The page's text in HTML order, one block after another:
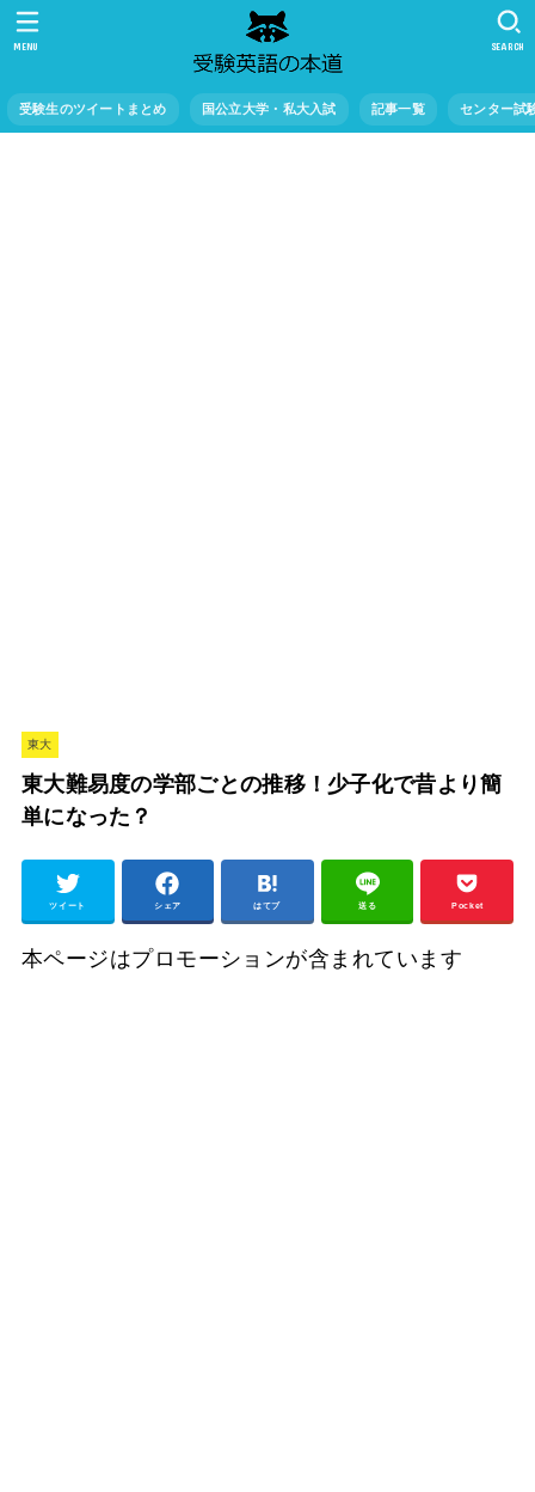
受験生のツイートまとめ 国公立大学・私大入試 記事一覧 センター試
SEARCH
MENU
東大
東大難易度の学部ごとの推移！少子化で昔より簡
単になった？
ツイート シェア はてブ 送る Pocket
本ページはプロモーションが含まれています